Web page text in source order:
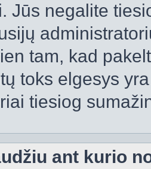
Jūs negalite
tam, kad
toks elgesys
tiesiog
ant kurio